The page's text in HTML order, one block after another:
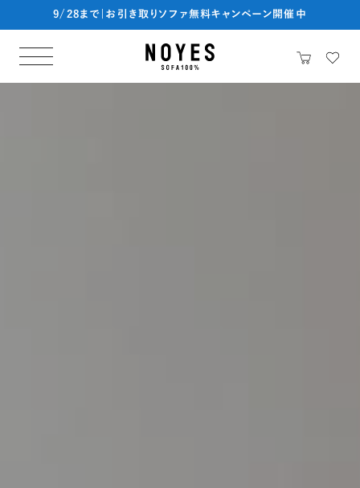
9/28まで|お引き取りソファ無料キャンペーン開催中